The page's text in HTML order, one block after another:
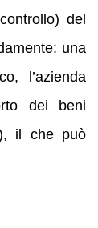
del
una
l’azienda
dei beni
il che può